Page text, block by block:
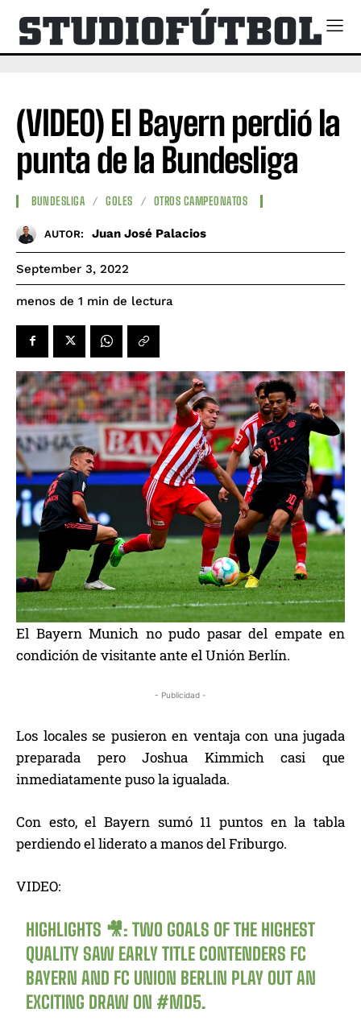
(VIDEO) El Bayern perdió la
punta de la Bundesliga
BUNDESLIGA GOLES OTROS CAMPEONATOS
AUTOR: Juan José Palacios
September 3, 2022
menos de 1 min de lectura
El Bayern Munich no pudo pasar del empate en
condición de visitante ante el Unión Berlín.
- Publicidad -
Los locales se pusieron en ventaja con una jugada
preparada pero Joshua Kimmich casi que
inmediatamente puso la igualada.
Con esto, el Bayern sumó 11 puntos en la tabla
perdiendo el liderato a manos del Friburgo.
VIDEO:
HIGHLIGHTS 🎥: TWO GOALS OF THE HIGHEST
QUALITY SAW EARLY TITLE CONTENDERS FC
BAYERN AND FC UNION BERLIN PLAY OUT AN
EXCITING DRAW ON#MD5.